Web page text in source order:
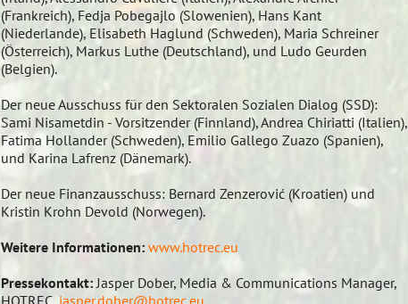
(Frankreich), Fedja Pobegajlo (Slowenien), Hans Kant
(Niederlande), Elisabeth Haglund (Schweden), Maria Schreiner
(Österreich), Markus Luthe (Deutschland), und Ludo Geurden
(Belgien).
Der neue Ausschuss für den Sektoralen Sozialen Dialog (SSD):
Sami Nisametdin - Vorsitzender (Finnland), Andrea Chiriatti (Italien),
Fatima Hollander (Schweden), Emilio Gallego Zuazo (Spanien),
und Karina Lafrenz (Dänemark).
Der neue Finanzausschuss: Bernard Zenzerović (Kroatien) und
Kristin Krohn Devold (Norwegen).
Weitere Informationen: www.hotrec.eu
Pressekontakt:Jasper Dober, Media & Communications Manager,